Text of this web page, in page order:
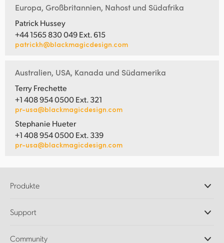
Europa, Großbritannien, Nahost und Südafrika
Patrick Hussey
+44 1565 830 049 Ext. 615
patrickh@blackmagicdesign.com
Australien, USA, Kanada und Südamerika
Terry Frechette
+1 408 954 0500 Ext. 321
pr-usa@blackmagicdesign.com
Stephanie Hueter
+1 408 954 0500 Ext. 339
pr-usa@blackmagicdesign.com
Produkte
DaVinci Resolve und Fusion Software
Ultimatte
Support
Community